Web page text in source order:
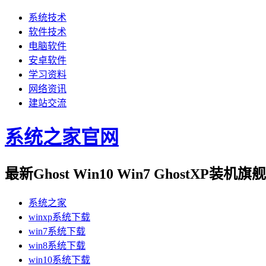
系统技术
软件技术
电脑软件
安卓软件
学习资料
网络资讯
建站交流
系统之家官网
最新Ghost Win10 Win7 GhostXP装机旗
系统之家
winxp系统下载
win7系统下载
win8系统下载
win10系统下载